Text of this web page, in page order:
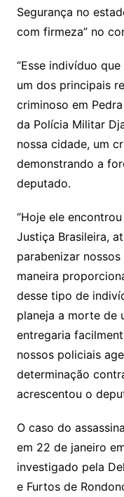
Segurança no
com firmeza” no
“Esse indivíduo
um dos principais
criminoso em
da Polícia Militar
nossa cidade, um
demonstrando a
deputado.
“Hoje ele
Justiça Brasileira,
parabenizar
maneira
desse tipo de
planeja a morte de
entregaria
nossos policiais
determinação
acrescentou o
O caso do
em 22 de janeiro
investigado pela
e Furtos de